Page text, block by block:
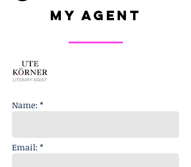
My agent
Name: *
Email: *